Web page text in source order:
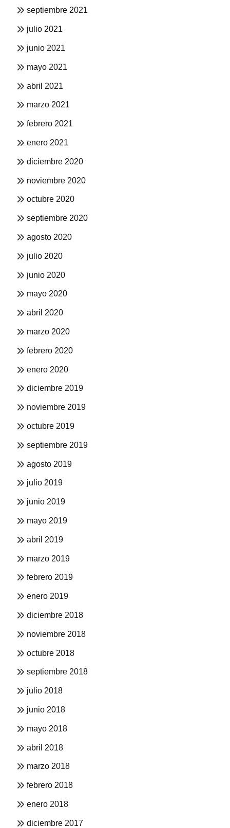
septiembre 2021
julio 2021
junio 2021
mayo 2021
abril 2021
marzo 2021
febrero 2021
enero 2021
diciembre 2020
noviembre 2020
octubre 2020
septiembre 2020
agosto 2020
julio 2020
junio 2020
mayo 2020
abril 2020
marzo 2020
febrero 2020
enero 2020
diciembre 2019
noviembre 2019
octubre 2019
septiembre 2019
agosto 2019
julio 2019
junio 2019
mayo 2019
abril 2019
marzo 2019
febrero 2019
enero 2019
diciembre 2018
noviembre 2018
octubre 2018
septiembre 2018
julio 2018
junio 2018
mayo 2018
abril 2018
marzo 2018
febrero 2018
enero 2018
diciembre 2017